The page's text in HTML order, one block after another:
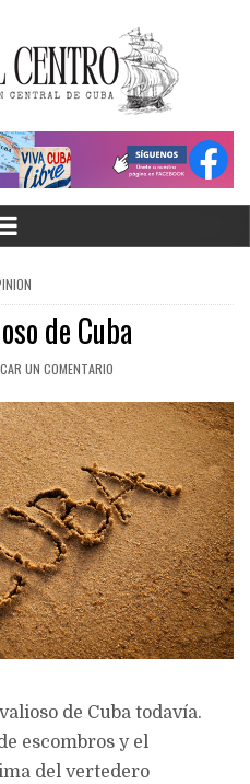
de Cuba
UN COMENTARIO
de Cuba todavía.
escombros y el
del vertedero